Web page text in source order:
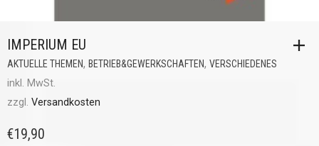
IMPERIUM EU
AKTUELLE THEMEN, BETRIEB&GEWERKSCHAFTEN, VERSCHIEDENES
inkl. MwSt.
zzgl. Versandkosten
€19,90